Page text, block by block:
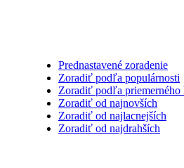
Prednastavené zoradenie
Zoradiť podľa populárnosti
Zoradiť podľa priemerného
Zoradiť od najnovších
Zoradiť od najlacnejších
Zoradiť od najdrahších